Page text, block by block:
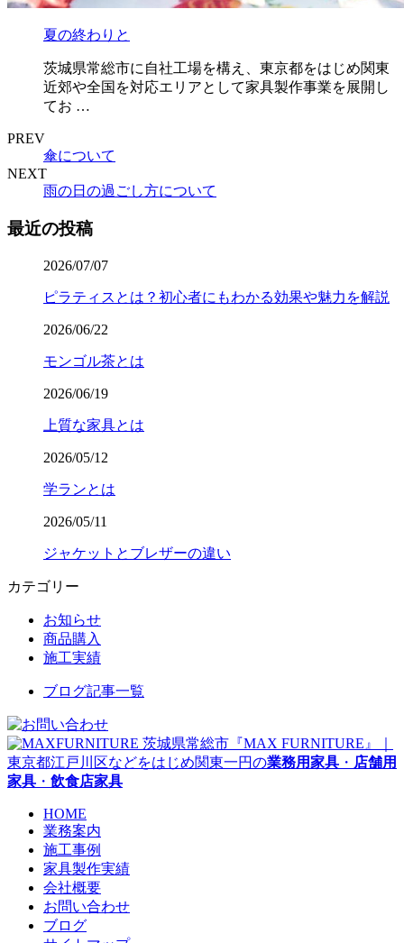
夏の終わりと
茨城県常総市に自社工場を構え、東京都をはじめ関東
近郊や全国を対応エリアとして家具製作事業を展開し
てお …
PREV
傘について
NEXT
雨の日の過ごし方について
最近の投稿
2026/07/07
ピラティスとは？初心者にもわかる効果や魅力を解説
2026/06/22
モンゴル茶とは
2026/06/19
上質な家具とは
2026/05/12
学ランとは
2026/05/11
ジャケットとブレザーの違い
カテゴリー
お知らせ
商品購入
施工実績
ブログ記事一覧
茨城県常総市『MAX FURNITURE』｜
東京都江戸川区などをはじめ関東一円の業務用家具 ・ 店舗用
家具 ・ 飲食店家具
HOME
業務案内
施工事例
家具製作実績
会社概要
お問い合わせ
ブログ